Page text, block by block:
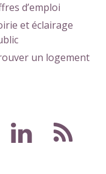
d’emploi
et éclairage
un logement